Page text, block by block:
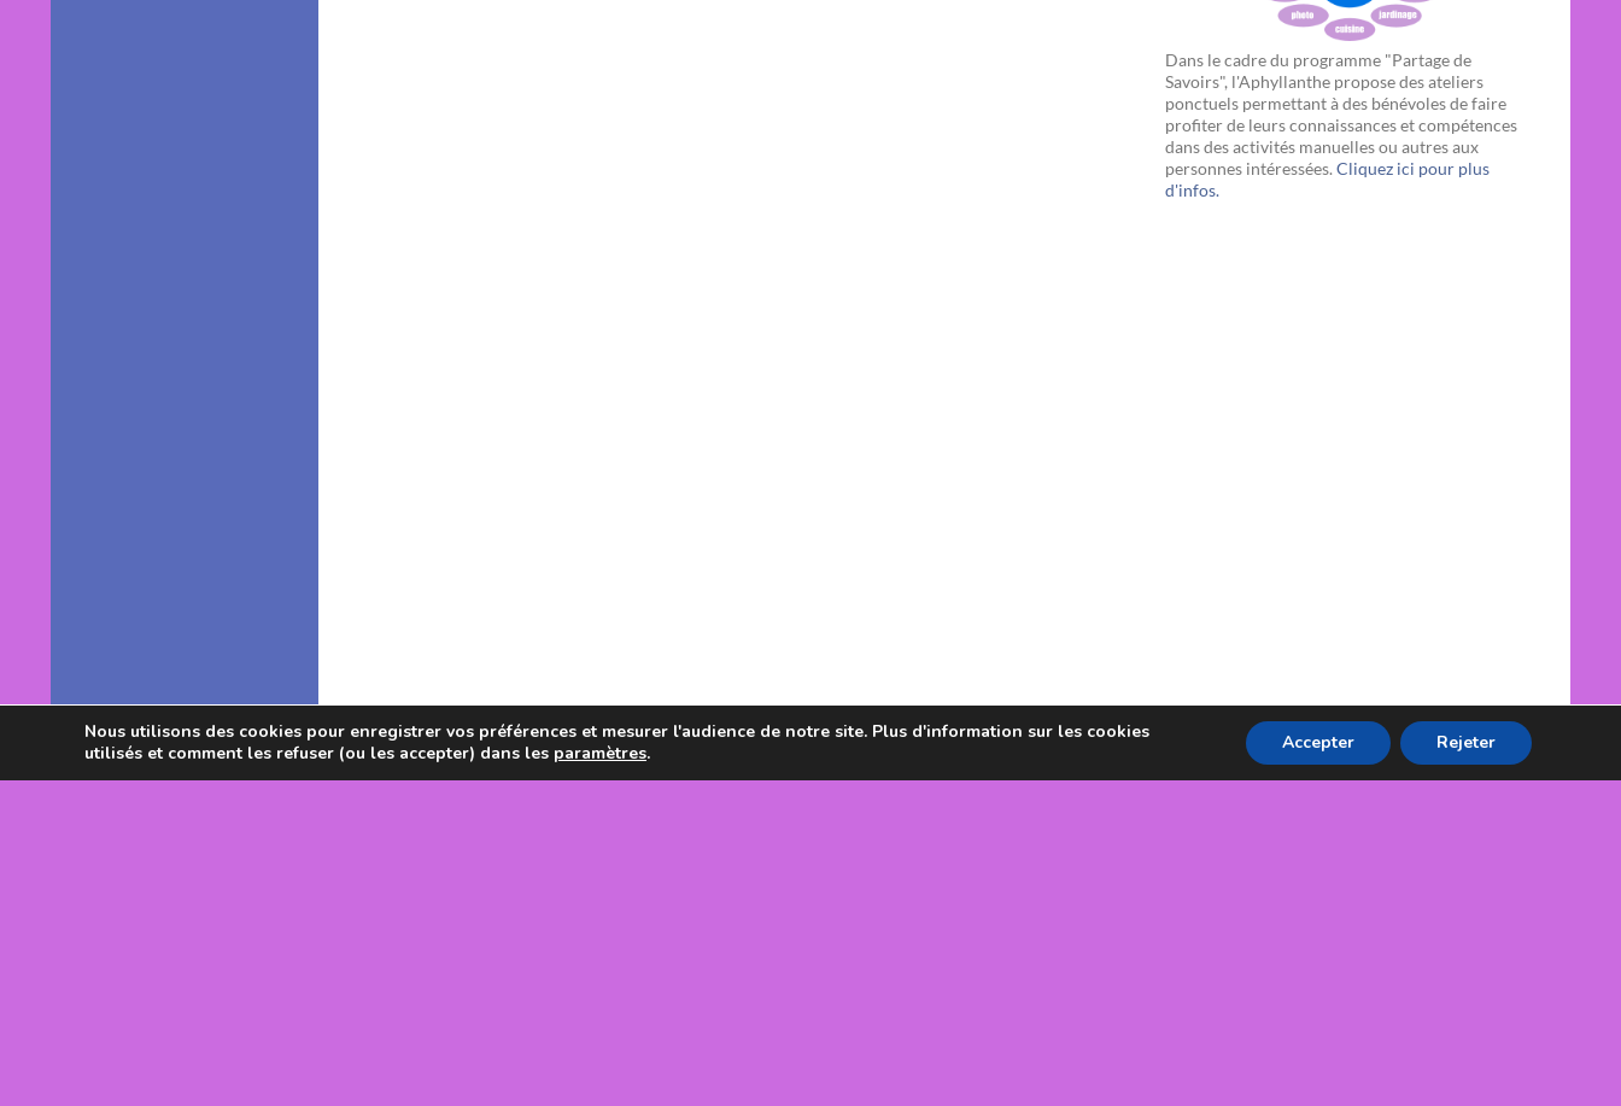
Dans le cadre du programme "Partage de
Savoirs", l'Aphyllanthe propose des ateliers
ponctuels permettant à des bénévoles de faire
profiter de leurs connaissances et compétences
dans des activités manuelles ou autres aux
personnes intéressées. Cliquez ici pour plus
d'infos.
Nous utilisons des cookies pour enregistrer vos préférences et mesurer l'audience de notre site. Plus d'information sur les cookies
utilisés et comment les refuser (ou les accepter) dans les paramètres. Accepter Rejeter